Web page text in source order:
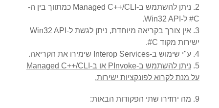
ניתן להשתמש ב-Managed C++/CLI כמתווך בין ה-
C# ל-Win32 API.
אין צורך בקריאה מיוחדת, ניתן לגשת ל-Win32 API
ישירות מקוד C#.
ע"י שימוש ב-Interop Services שימירו את הקריאה.
ניתן להשתמש ב-PInvoke או ב-Managed C++/CLI
על מנת לקרוא לפונקציות ישירות.
9. מה יחזירו שתי הפקודות הבאות: